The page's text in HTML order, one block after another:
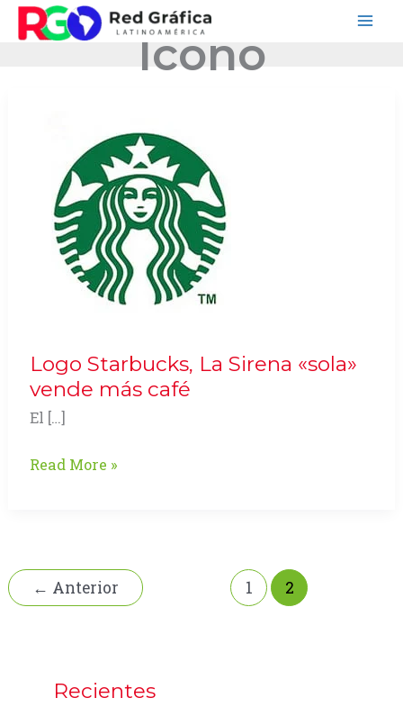
Icono
Logo Starbucks, La Sirena «sola»
vende más café
El […]
Logo
vende
más
Read More »
← Anterior 1 2
Recientes